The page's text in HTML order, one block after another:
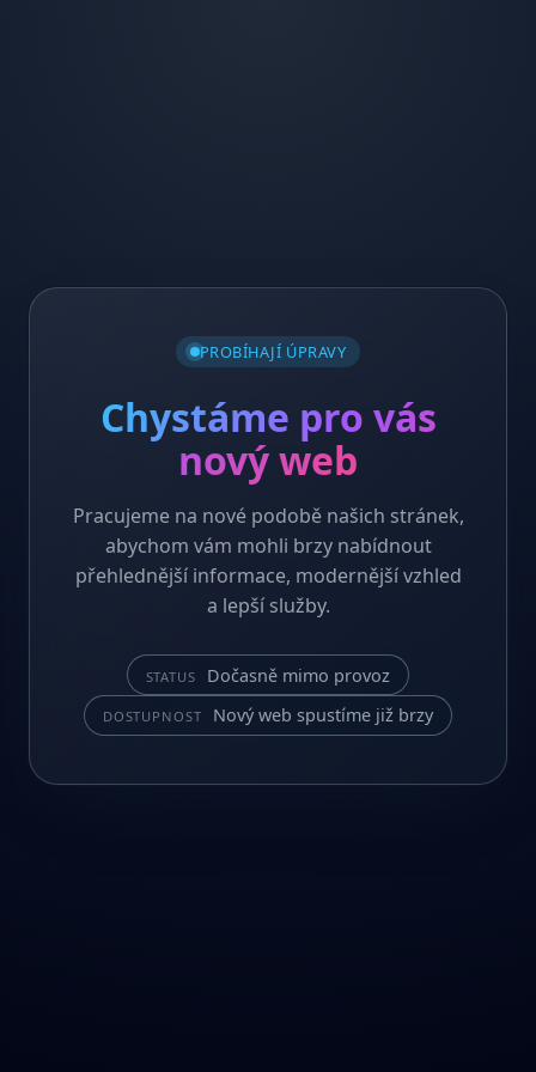
PROBÍHAJÍ ÚPRAVY
Chystáme pro vás
nový web
Pracujeme na nové podobě našich stránek,
abychom vám mohli brzy nabídnout
přehlednější informace, modernější vzhled
a lepší služby.
STATUS Dočasně mimo provoz
DOSTUPNOST Nový web spustíme již brzy